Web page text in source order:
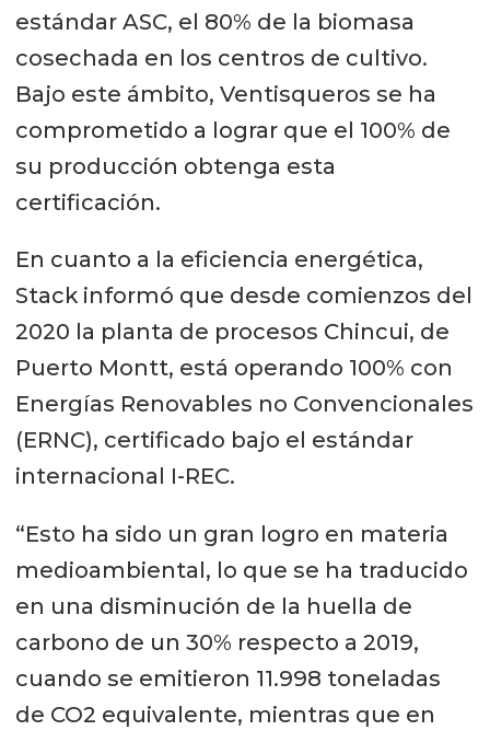
estándar ASC, el 80% de la biomasa
cosechada en los centros de cultivo.
Bajo este ámbito, Ventisqueros se ha
comprometido a lograr que el 100% de
su producción obtenga esta
certificación.
En cuanto a la eficiencia energética,
Stack informó que desde comienzos del
2020 la planta de procesos Chincui, de
Puerto Montt, está operando 100% con
Energías Renovables no Convencionales
(ERNC), certificado bajo el estándar
internacional I-REC.
“Esto ha sido un gran logro en materia
medioambiental, lo que se ha traducido
en una disminución de la huella de
carbono de un 30% respecto a 2019,
cuando se emitieron 11.998 toneladas
de CO2 equivalente, mientras que en